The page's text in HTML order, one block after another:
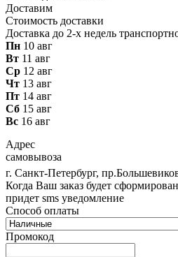
Доставим
Стоимость доставки
Доставка до 2-х недель
Пн 10 авг
Вт 11 авг
Ср 12 авг
Чт 13 авг
Пт 14 авг
Сб 15 авг
Вс 16 авг
Адрес
самовывоза
г. Санкт-Петербург,
Когда Ваш заказ будет
придет sms уведомление
Способ оплаты
Промокод